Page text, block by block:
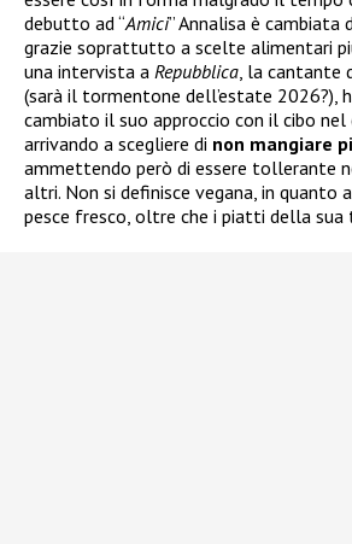
debutto ad “Amici” Annalisa è
grazie soprattutto a scelte alimentari
una intervista a Repubblica, la cantante
(sarà il tormentone dell’estate 2026?),
cambiato il suo approccio con il cibo nel
arrivando a scegliere di non mangiare
ammettendo però di essere tollerante
altri. Non si definisce vegana, in quanto
pesce fresco, oltre che i piatti della sua